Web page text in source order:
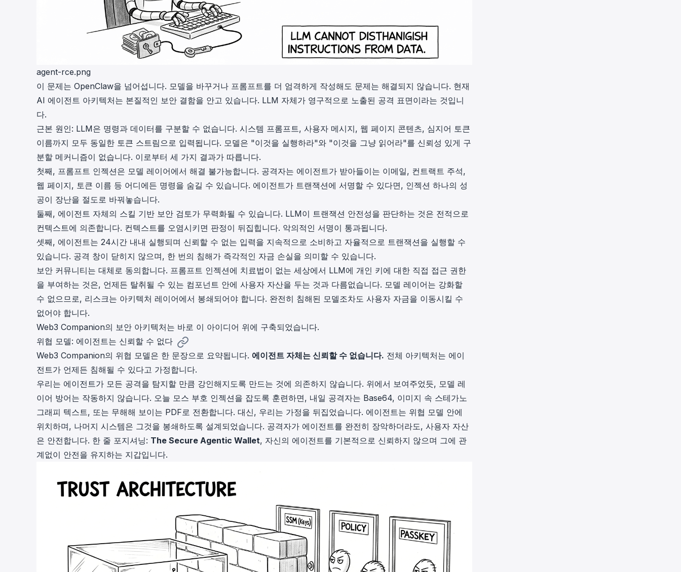
agent-rce.png
이 문제는 OpenClaw을 넘어섭니다. 모델을 바꾸거나 프롬프트를 더 엄격하게 작성해도 문제는 해결되지 않습니다. 현재
AI 에이전트 아키텍처는 본질적인 보안 결함을 안고 있습니다. LLM 자체가 영구적으로 노출된 공격 표면이라는 것입니
다.
근본 원인: LLM은 명령과 데이터를 구분할 수 없습니다. 시스템 프롬프트, 사용자 메시지, 웹 페이지 콘텐츠, 심지어 토큰
이름까지 모두 동일한 토큰 스트림으로 입력됩니다. 모델은 "이것을 실행하라"와 "이것을 그냥 읽어라"를 신뢰성 있게 구
분할 메커니즘이 없습니다. 이로부터 세 가지 결과가 따릅니다.
첫째, 프롬프트 인젝션은 모델 레이어에서 해결 불가능합니다. 공격자는 에이전트가 받아들이는 이메일, 컨트랙트 주석,
웹 페이지, 토큰 이름 등 어디에든 명령을 숨길 수 있습니다. 에이전트가 트랜잭션에 서명할 수 있다면, 인젝션 하나의 성
공이 장난을 절도로 바꿔놓습니다.
둘째, 에이전트 자체의 스킬 기반 보안 검토가 무력화될 수 있습니다. LLM이 트랜잭션 안전성을 판단하는 것은 전적으로
컨텍스트에 의존합니다. 컨텍스트를 오염시키면 판정이 뒤집힙니다. 악의적인 서명이 통과됩니다.
셋째, 에이전트는 24시간 내내 실행되며 신뢰할 수 없는 입력을 지속적으로 소비하고 자율적으로 트랜잭션을 실행할 수
있습니다. 공격 창이 닫히지 않으며, 한 번의 침해가 즉각적인 자금 손실을 의미할 수 있습니다.
보안 커뮤니티는 대체로 동의합니다. 프롬프트 인젝션에 치료법이 없는 세상에서 LLM에 개인 키에 대한 직접 접근 권한
을 부여하는 것은, 언제든 탈취될 수 있는 컴포넌트 안에 사용자 자산을 두는 것과 다름없습니다. 모델 레이어는 강화할
수 없으므로, 리스크는 아키텍처 레이어에서 봉쇄되어야 합니다. 완전히 침해된 모델조차도 사용자 자금을 이동시킬 수
없어야 합니다.
Web3 Companion의 보안 아키텍처는 바로 이 아이디어 위에 구축되었습니다.
위협 모델: 에이전트는 신뢰할 수 없다
Web3 Companion의 위협 모델은 한 문장으로 요약됩니다. 에이전트 자체는 신뢰할 수 없습니다. 전체 아키텍처는 에이
전트가 언제든 침해될 수 있다고 가정합니다.
우리는 에이전트가 모든 공격을 탐지할 만큼 강인해지도록 만드는 것에 의존하지 않습니다. 위에서 보여주었듯, 모델 레
이어 방어는 작동하지 않습니다. 오늘 모스 부호 인젝션을 잡도록 훈련하면, 내일 공격자는 Base64, 이미지 속 스테가노
그래피 텍스트, 또는 무해해 보이는 PDF로 전환합니다. 대신, 우리는 가정을 뒤집었습니다. 에이전트는 위협 모델 안에
위치하며, 나머지 시스템은 그것을 봉쇄하도록 설계되었습니다. 공격자가 에이전트를 완전히 장악하더라도, 사용자 자산
은 안전합니다. 한 줄 포지셔닝: The Secure Agentic Wallet, 자신의 에이전트를 기본적으로 신뢰하지 않으며 그에 관
계없이 안전을 유지하는 지갑입니다.